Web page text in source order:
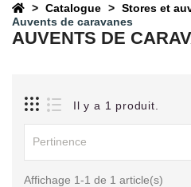
Catalogue Stores et
Auvents de caravanes
AUVENTS DE
Il y a 1 produit.
Pertinence
Affichage 1-1 de 1 article(s)